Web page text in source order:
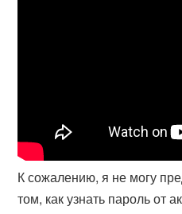
К сожалению, я не могу
том, как узнать пароль от